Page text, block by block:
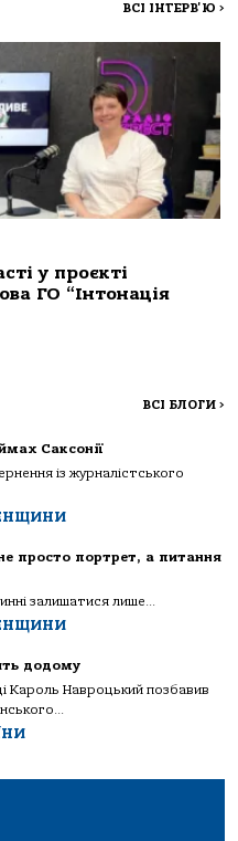
ВСІ ІНТЕРВ'Ю >
у проєкті
ГО “Інтонація
ВСІ БЛОГИ >
Саксонії
із журналістського
просто портрет, а питання
залишатися лише...
додому
Кароль Навроцький позбавив